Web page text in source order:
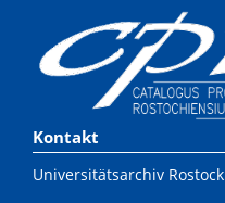
Kontakt
Universitätsarchiv Rostock